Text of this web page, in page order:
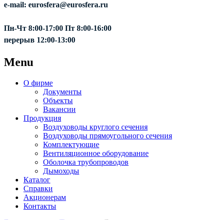
e-mail: eurosfera@eurosfera.ru
Пн-Чт 8:00-17:00 Пт 8:00-16:00
перерыв 12:00-13:00
Menu
О фирме
Документы
Объекты
Вакансии
Продукция
Воздуховоды круглого сечения
Воздуховоды прямоугольного сечения
Комплектующие
Вентиляционное оборудование
Оболочка трубопроводов
Дымоходы
Каталог
Справки
Акционерам
Контакты